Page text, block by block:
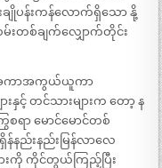
ပန်းကန်လောက်ရှိသော နို့
းတစ်ချက်လျှောက်တိုင်း
င့် အကာအကွယ်ယူကာ
းနှင့် တင်သားများက တော့ န
ရာ မောင်မောင်တစ်
န်နည်းနည်းမြန်လာလေ
းကို ကိုင်တွယ်ကြည့်ပြီး